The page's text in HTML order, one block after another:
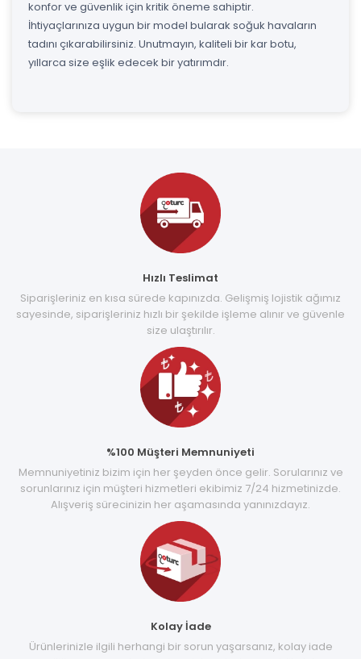
konfor ve güvenlik için kritik öneme sahiptir.
İhtiyaçlarınıza uygun bir model bularak soğuk havaların
tadını çıkarabilirsiniz. Unutmayın, kaliteli bir kar botu,
yıllarca size eşlik edecek bir yatırımdır.
Hızlı Teslimat
Siparişleriniz en kısa sürede kapınızda. Gelişmiş lojistik ağımız
sayesinde, siparişleriniz hızlı bir şekilde işleme alınır ve güvenle
size ulaştırılır.
%100 Müşteri Memnuniyeti
Memnuniyetiniz bizim için her şeyden önce gelir. Sorularınız ve
sorunlarınız için müşteri hizmetleri ekibimiz 7/24 hizmetinizde.
Alışveriş sürecinizin her aşamasında yanınızdayız.
Kolay İade
Ürünlerinizle ilgili herhangi bir sorun yaşarsanız, kolay iade